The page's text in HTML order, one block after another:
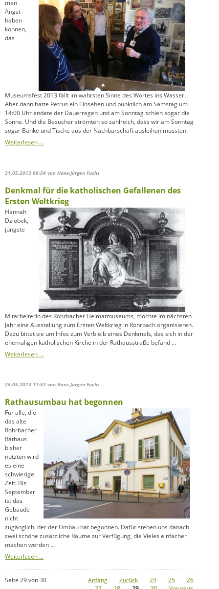
man
Angst
haben
können,
das
Museumsfest 2013 fällt im wahrsten Sinne des Wortes ins Wasser.
Aber dann hatte Petrus ein Einsehen und pünktlich am Samstag um
14:00 Uhr endete der Dauerregen und am Sonntag schien sogar die
Sonne. Und die Besucher strömten so zahlreich, dass wir am Sonntag
sogar Bänke und Tische aus der Nachbarschaft ausleihen mussten.
Weiterlesen …
31.05.2013 09:54 von Hans-Jürgen Fuchs
Denkmal für die katholischen Gefallenen des
Ersten Weltkrieg
Hannah
Dziobek,
jüngste
Mitarbeiterin des Rohrbacher Heimatmuseums, möchte im nächsten
Jahr eine Ausstellung zum Ersten Weltkrieg in Rohrbach organisieren.
Dazu bittet sie um Infos zum Verbleib eines Denkmals, das sich in der
ehemaligen katholischen Kirche in der Rathausstraße befand …
Weiterlesen …Denkmal
Gefallenen
Ersten
25.05.2013 11:52 von Hans-Jürgen Fuchs
Rathausumbau hat begonnen
Für alle, die
das alte
Rohrbacher
Rathaus
bisher
nutzten wird
es eine
schwierige
Zeit: Bis
September
ist das
Gebäude
nicht
zugänglich, der der Umbau hat begonnen. Dafür stehen uns danach
zwei schöne zusätzliche Räume zur Verfügung, die Vieles einfacher
machen werden …
Weiterlesen …Rathausumbau
begonnen
Seite 29 von 30
Anfang Zurück 24 25
26